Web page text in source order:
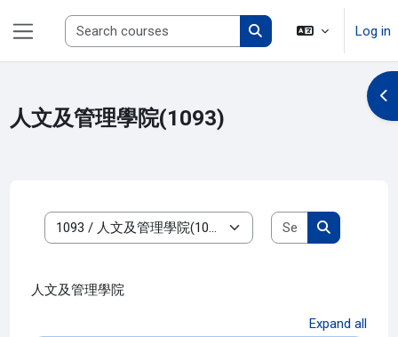
Side panel
Search courses
Search courses
Log in
人文及管理學院(1093)
Course categories
Search
Search
人文及管理學院
Expand all